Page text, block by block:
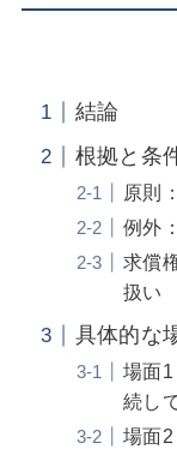
結論
根拠と条
原則
例外
求償
扱い
具体的な
場面
続し
場面